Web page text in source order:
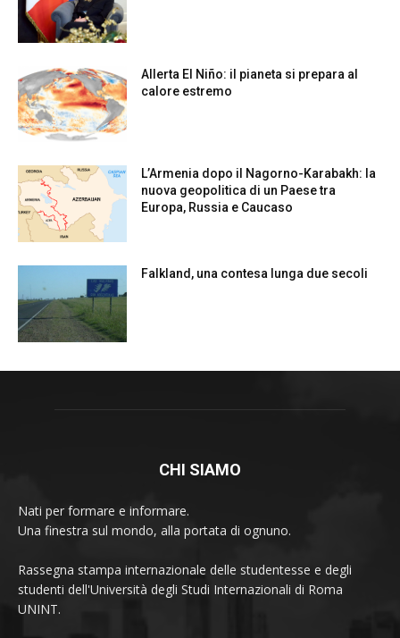
Allerta El Niño: il pianeta si prepara al
calore estremo
L’Armenia dopo il Nagorno-Karabakh: la
nuova geopolitica di un Paese tra
Europa, Russia e Caucaso
Falkland, una contesa lunga due secoli
CHI SIAMO
Nati per formare e informare.
Una finestra sul mondo, alla portata di ognuno.
Rassegna stampa internazionale delle studentesse e degli
studenti dell'Università degli Studi Internazionali di Roma
UNINT.